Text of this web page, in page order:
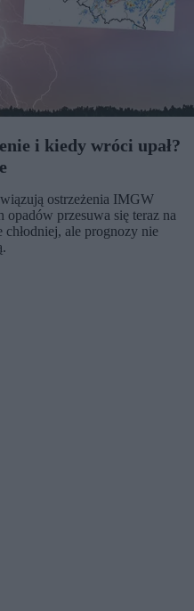
i kiedy wróci upał?
ostrzeżenia IMGW
przesuwa się teraz na
ale prognozy nie